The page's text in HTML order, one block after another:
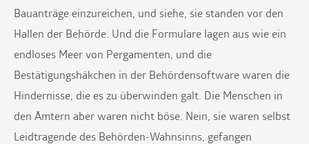
Bauanträge einzureichen, und siehe, sie standen vor den
Hallen der Behörde. Und die Formulare lagen aus wie ein
endloses Meer von Pergamenten, und die
Bestätigungshäkchen in der Behördensoftware waren die
Hindernisse, die es zu überwinden galt. Die Menschen in
den Ämtern aber waren nicht böse. Nein, sie waren selbst
Leidtragende des Behörden-Wahnsinns, gefangen